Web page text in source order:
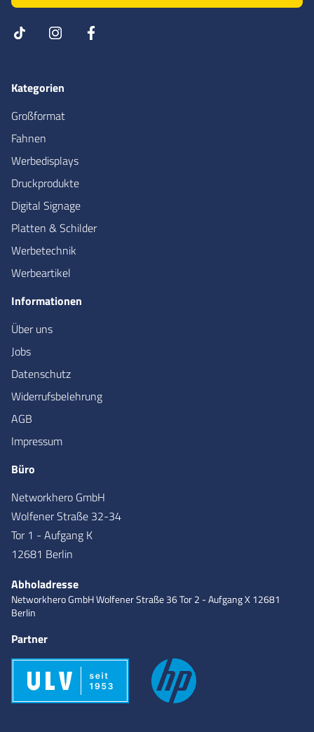
Kategorien
Großformat
Fahnen
Werbedisplays
Druckprodukte
Digital Signage
Platten & Schilder
Werbetechnik
Werbeartikel
Informationen
Über uns
Jobs
Datenschutz
Widerrufsbelehrung
AGB
Impressum
Büro
Networkhero GmbH
Wolfener Straße 32-34
Tor 1 - Aufgang K
12681 Berlin
Abholadresse
Networkhero GmbHWolfener Straße 36Tor 2 - Aufgang X12681
Berlin
Partner